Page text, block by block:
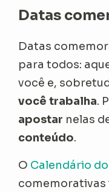
Datas
Datas
para todos:
você e,
você trabalha.
apostar nelas
conteúdo.
O Calendário do